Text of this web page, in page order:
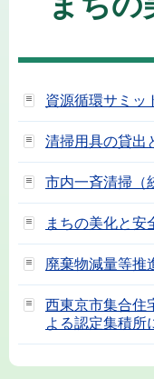
資源循環サミッ
清掃用具の貸出
市内一斉清掃（
まちの美化と安
廃棄物減量等推
西東京市集合住
よる認定集積所